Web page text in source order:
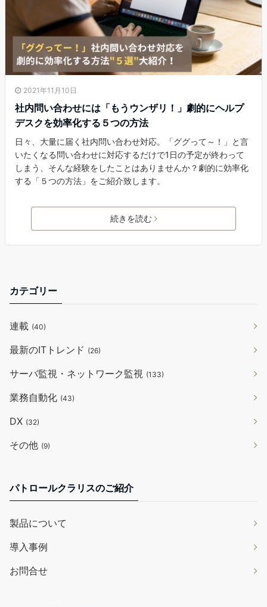
2021年11月10日
社内問い合わせには「もうウンザリ！」劇的にヘルプ
デスクを効率化する５つの方法
日々、大量に届く社内問い合わせ対応。「ググって～！」と言
いたくなる問い合わせに対応するだけで1日の予定が終わって
しまう、そんな経験をしたことはありませんか？劇的に効率化
する「５つの方法」をご紹介致します。
続きを読む
カテゴリー
連載 (40)
最新のITトレンド (26)
サーバ監視・ネットワーク監視 (133)
業務自動化 (43)
DX (32)
その他 (9)
パトロールクラリスのご紹介
製品について
導入事例
お問合せ